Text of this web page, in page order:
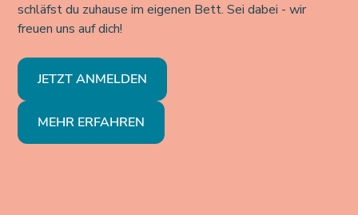
schläfst du zuhause im eigenen Bett. Sei dabei - wir
freuen uns auf dich!
JETZT ANMELDEN
MEHR ERFAHREN